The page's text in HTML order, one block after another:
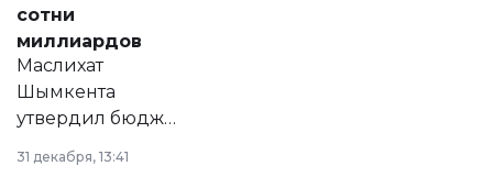
сотни
миллиардов
Маслихат
Шымкента
утвердил бюджет
города на 2026–
2028 годы.
31 декабря, 13:41